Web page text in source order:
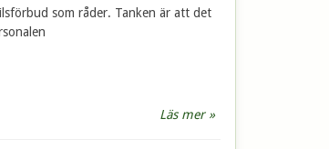
som råder. Tanken är att det
Läs mer »